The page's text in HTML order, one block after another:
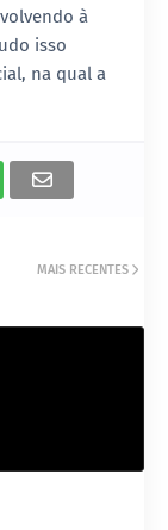
à
isso
na qual a
MAIS RECENTES